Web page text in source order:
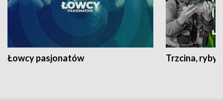
Łowcy pasjonatów Trzcina, ryby